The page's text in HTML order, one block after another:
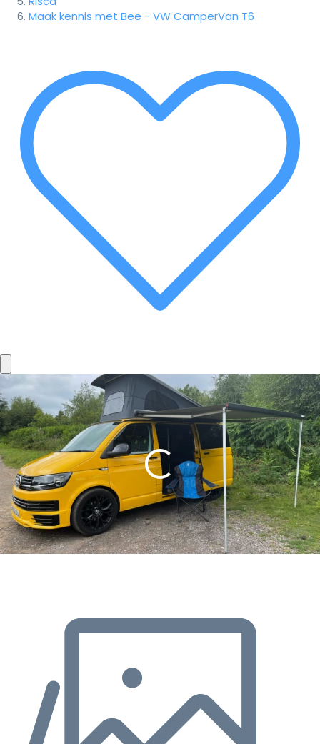
Maak kennis met Bee - VW CamperVan T6